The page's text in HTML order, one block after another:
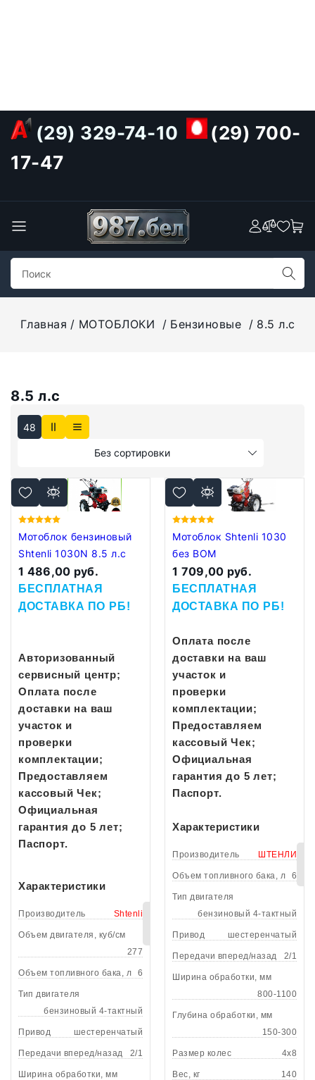
(29) 329-74-10
(29) 700-
17-47
Главная МОТОБЛОКИ Бензиновые 8.5 л.с
8.5 л.с
48
Без сортировки
Мотоблок бензиновый
Shtenli 1030N 8.5 л.с
1 486,00 руб.
БЕСПЛАТНАЯ
ДОСТАВКА ПО РБ!
Авторизованный
сервисный центр;
Оплата после
доставки на ваш
участок и
проверки
комплектации;
Предоставляем
кассовый Чек;
Официальная
гарантия до 5 лет;
Паспорт.
Характеристики
Производитель Shtenli
Объем двигателя, куб/см
277
Объем топливного бака, л 6
Тип двигателя
бензиновый 4-тактный
Привод шестеренчатый
Передачи вперед/назад 2/1
Ширина обработки, мм
корзину
Мотоблок Shtenli 1030
без ВОМ
1 709,00 руб.
БЕСПЛАТНАЯ
ДОСТАВКА ПО РБ!
Оплата после
доставки на ваш
участок и
проверки
комплектации;
Предоставляем
кассовый Чек;
Официальная
гарантия до 5 лет;
Паспорт.
Характеристики
Производитель ШТЕНЛИ
Объем топливного бака, л 6
Тип двигателя
бензиновый 4-тактный
Привод шестеренчатый
Передачи вперед/назад 2/1
Ширина обработки, мм
800-1100
Глубина обработки, мм
150-300
Размер колес 4х8
Вес, кг 140